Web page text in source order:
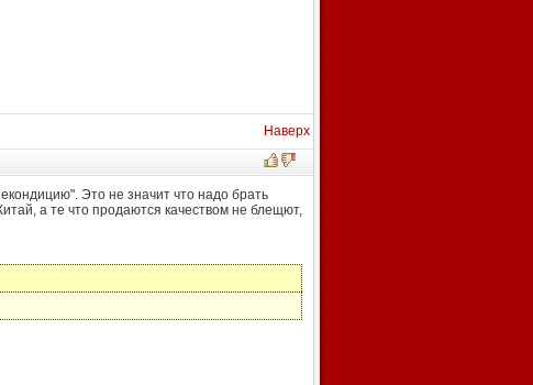
Наверх
Это не значит что надо брать
а те что продаются качеством не блещют,